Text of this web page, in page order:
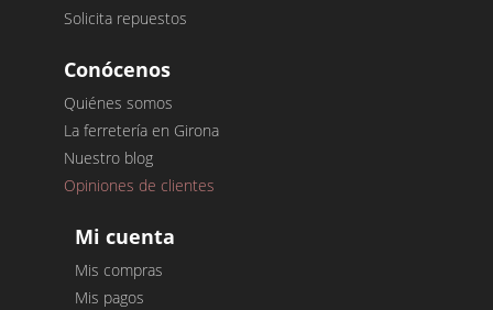
Solicita repuestos
Conócenos
Quiénes somos
La ferretería en Girona
Nuestro blog
Opiniones de clientes
Mi cuenta
Mis compras
Mis pagos